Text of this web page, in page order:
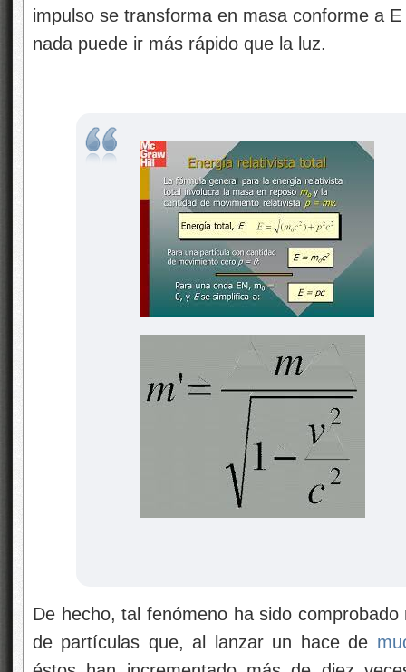
impulso se transforma en masa conforme a
nada puede ir más rápido que la luz.
De hecho, tal fenómeno ha sido
de partículas que, al lanzar un hace de